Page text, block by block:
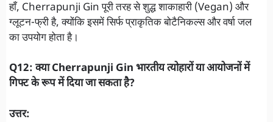
हाँ, Cherrapunji Gin पूरी तरह से शुद्ध शाकाहारी (Vegan) और
ग्लूटन-फ्री है, क्योंकि इसमें सिर्फ प्राकृतिक बोटैनिकल्स और वर्षा जल
का उपयोग होता है।
Q12: क्या Cherrapunji Gin भारतीय त्योहारों या आयोजनों में
गिफ्ट के रूप में दिया जा सकता है?
उत्तर: